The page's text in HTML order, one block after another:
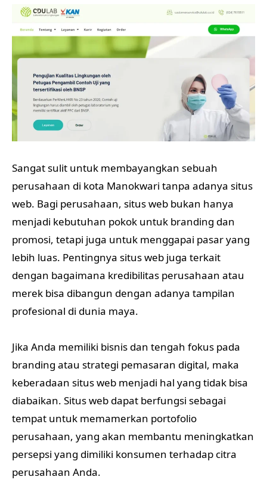
Sangat sulit untuk membayangkan sebuah
perusahaan di kota Manokwari tanpa adanya situs
web. Bagi perusahaan, situs web bukan hanya
menjadi kebutuhan pokok untuk branding dan
promosi, tetapi juga untuk menggapai pasar yang
lebih luas. Pentingnya situs web juga terkait
dengan bagaimana kredibilitas perusahaan atau
merek bisa dibangun dengan adanya tampilan
profesional di dunia maya.
Jika Anda memiliki bisnis dan tengah fokus pada
branding atau strategi pemasaran digital, maka
keberadaan situs web menjadi hal yang tidak bisa
diabaikan. Situs web dapat berfungsi sebagai
tempat untuk memamerkan portofolio
perusahaan, yang akan membantu meningkatkan
persepsi yang dimiliki konsumen terhadap citra
perusahaan Anda.